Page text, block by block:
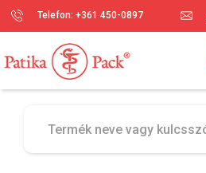
Telefon: +361 450-0897